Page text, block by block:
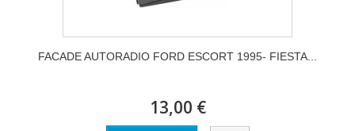
FACADE AUTORADIO FORD ESCORT 1995- FIESTA...
13,00 €